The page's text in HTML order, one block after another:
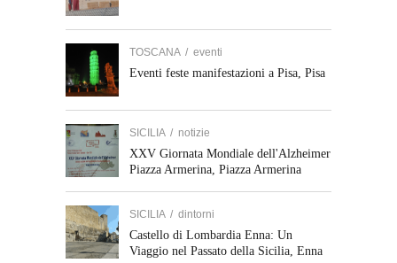
TOSCANA / eventi
Eventi feste manifestazioni a Pisa, Pisa
SICILIA / notizie
XXV Giornata Mondiale dell'Alzheimer
Piazza Armerina, Piazza Armerina
SICILIA / dintorni
Castello di Lombardia Enna: Un
Viaggio nel Passato della Sicilia, Enna